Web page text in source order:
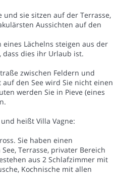
und sie sitzen auf der Terrasse,
Aussichten auf den
Lächelns steigen aus der
dass dies ihr Urlaub ist.
zwischen Feldern und
den See wird Sie nicht einen
werden Sie in Pieve (eines
heißt Villa Vagne:
Sie haben einen
Terrasse, privater Bereich
aus 2 Schlafzimmer mit
Kochnische mit allen